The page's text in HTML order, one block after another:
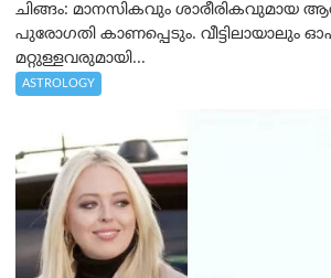
ചിങ്ങം: മാനസികവും ശാരീരികവുമായ
പുരോഗതി കാണപ്പെടും. വീട്ടിലായാലും
മറ്റുള്ളവരുമായി...
ASTROLOGY